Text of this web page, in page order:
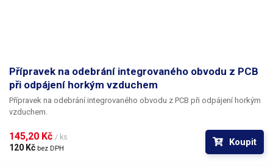
Přípravek na odebrání integrovaného obvodu z PCB
při odpájení horkým vzduchem
Přípravek na odebrání integrovaného obvodu z PCB při odpájení horkým
vzduchem.
145,20 Kč / ks
120 Kč bez DPH
Koupit